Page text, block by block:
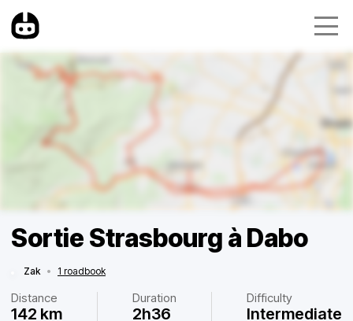
Sortie Strasbourg à Dabo
Zak • 1 roadbook
Distance
142 km
Duration
2h36
Difficulty
Intermediate